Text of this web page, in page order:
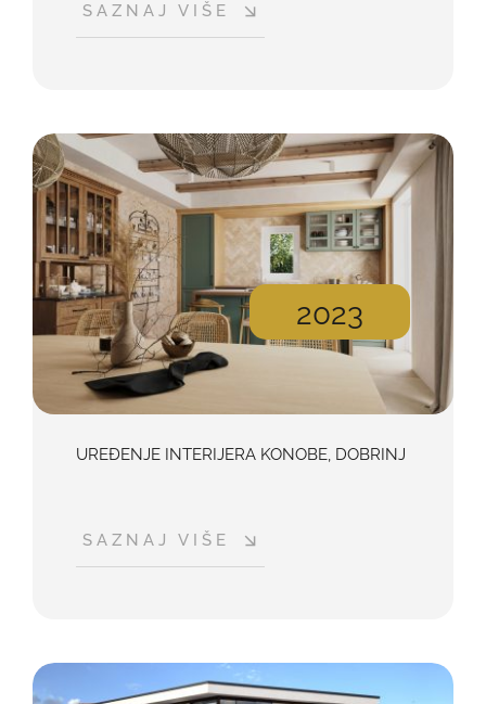
SAZNAJ VIŠE
2023
UREĐENJE INTERIJERA KONOBE, DOBRINJ
SAZNAJ VIŠE